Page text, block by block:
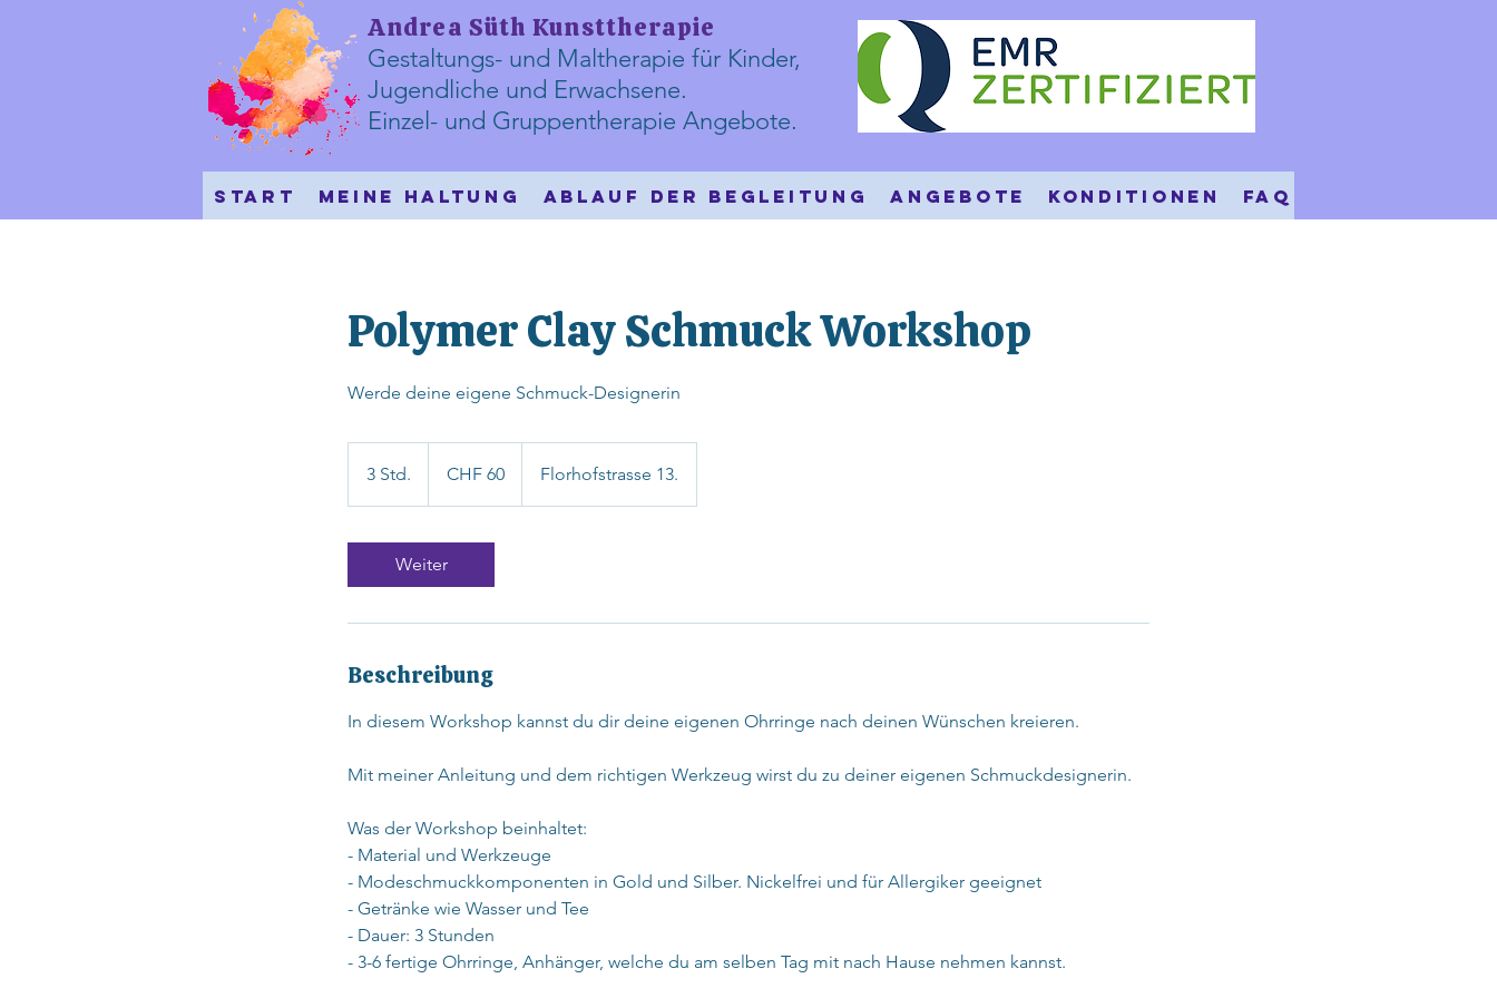
Andrea Süth Kunsttherapie
Gestaltungs- und Maltherapie für Kinder,
Jugendliche und Erwachsene.
​Einzel- und Gruppentherapie Angebote.
Start Meine Haltung Ablauf der Begleitung Angebote Konditionen FAQ
Polymer Clay Schmuck Workshop
Werde deine eigene Schmuck-Designerin
3 Std.
S
d
Franken
CHF 60 Florhofstrasse 13.
Weiter
Beschreibung
In diesem Workshop kannst du dir deine eigenen Ohrringe nach deinen Wünschen kreieren.
Mit meiner Anleitung und dem richtigen Werkzeug wirst du zu deiner eigenen Schmuckdesignerin.
Was der Workshop beinhaltet:
- Material und Werkzeuge
- Modeschmuckkomponenten in Gold und Silber. Nickelfrei und für Allergiker geeignet
- Getränke wie Wasser und Tee
- Dauer: 3 Stunden
- 3-6 fertige Ohrringe, Anhänger, welche du am selben Tag mit nach Hause nehmen kannst.